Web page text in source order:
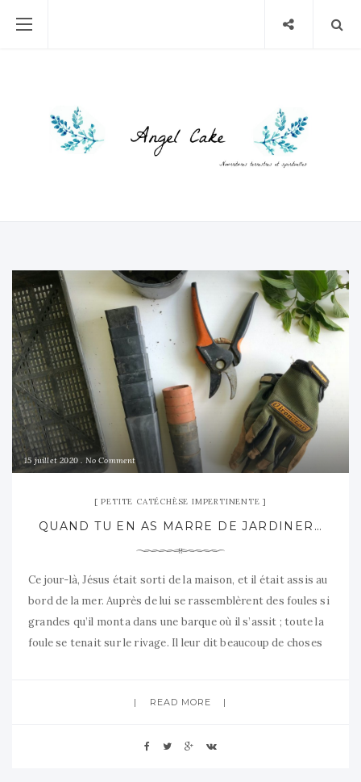
15 juillet 2020 No Comment
PETITE CATÉCHÈSE IMPERTINENTE
QUAND TU EN AS MARRE DE JARDINER…
Ce jour-là, Jésus était sorti de la maison, et il était assis au
bord de la mer. Auprès de lui se rassemblèrent des foules si
grandes qu’il monta dans une barque où il s’assit ; toute la
foule se tenait sur le rivage. Il leur dit beaucoup de choses
READ MORE